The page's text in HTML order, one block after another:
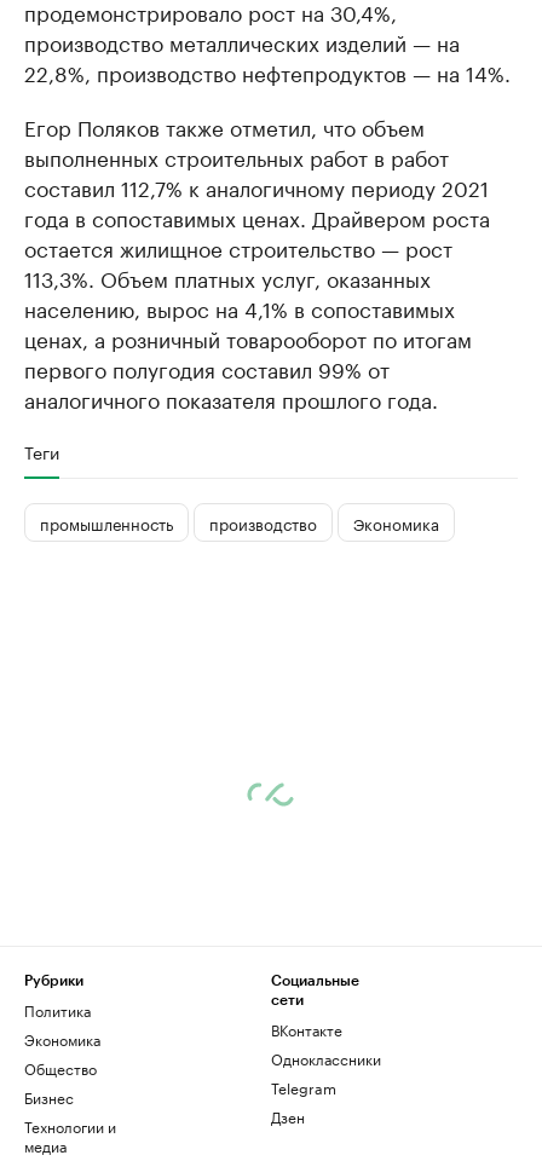
продемонстрировало рост на 30,4%,
производство металлических изделий — на
22,8%, производство нефтепродуктов — на 14%.
Егор Поляков также отметил, что объем
выполненных строительных работ в работ
составил 112,7% к аналогичному периоду 2021
года в сопоставимых ценах. Драйвером роста
остается жилищное строительство — рост
113,3%. Объем платных услуг, оказанных
населению, вырос на 4,1% в сопоставимых
ценах, а розничный товарооборот по итогам
первого полугодия составил 99% от
аналогичного показателя прошлого года.
Теги
промышленность производство Экономика
Рубрики
Политика
Экономика
Общество
Бизнес
Технологии и
медиа
Социальные
сети
ВКонтакте
Одноклассники
Telegram
Дзен